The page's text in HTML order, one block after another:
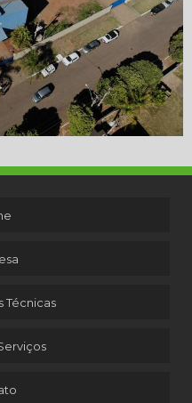
Técnicas